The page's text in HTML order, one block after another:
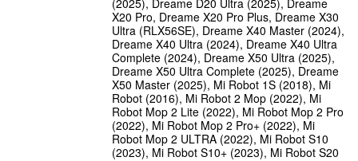
X20 Pro, Dreame X20 Pro Plus, Dreame X30
Ultra (RLX56SE), Dreame X40 Master (2024),
Dreame X40 Ultra (2024), Dreame X40 Ultra
Complete (2024), Dreame X50 Ultra (2025),
Dreame X50 Ultra Complete (2025), Dreame
X50 Master (2025), Mi Robot 1S (2018), Mi
Robot (2016), Mi Robot 2 Mop (2022), Mi
Robot Mop 2 Lite (2022), Mi Robot Mop 2 Pro
(2022), Mi Robot Mop 2 Pro+ (2022), Mi
Robot Mop 2 ULTRA (2022), Mi Robot S10
(2023), Mi Robot S10+ (2023), Mi Robot S20